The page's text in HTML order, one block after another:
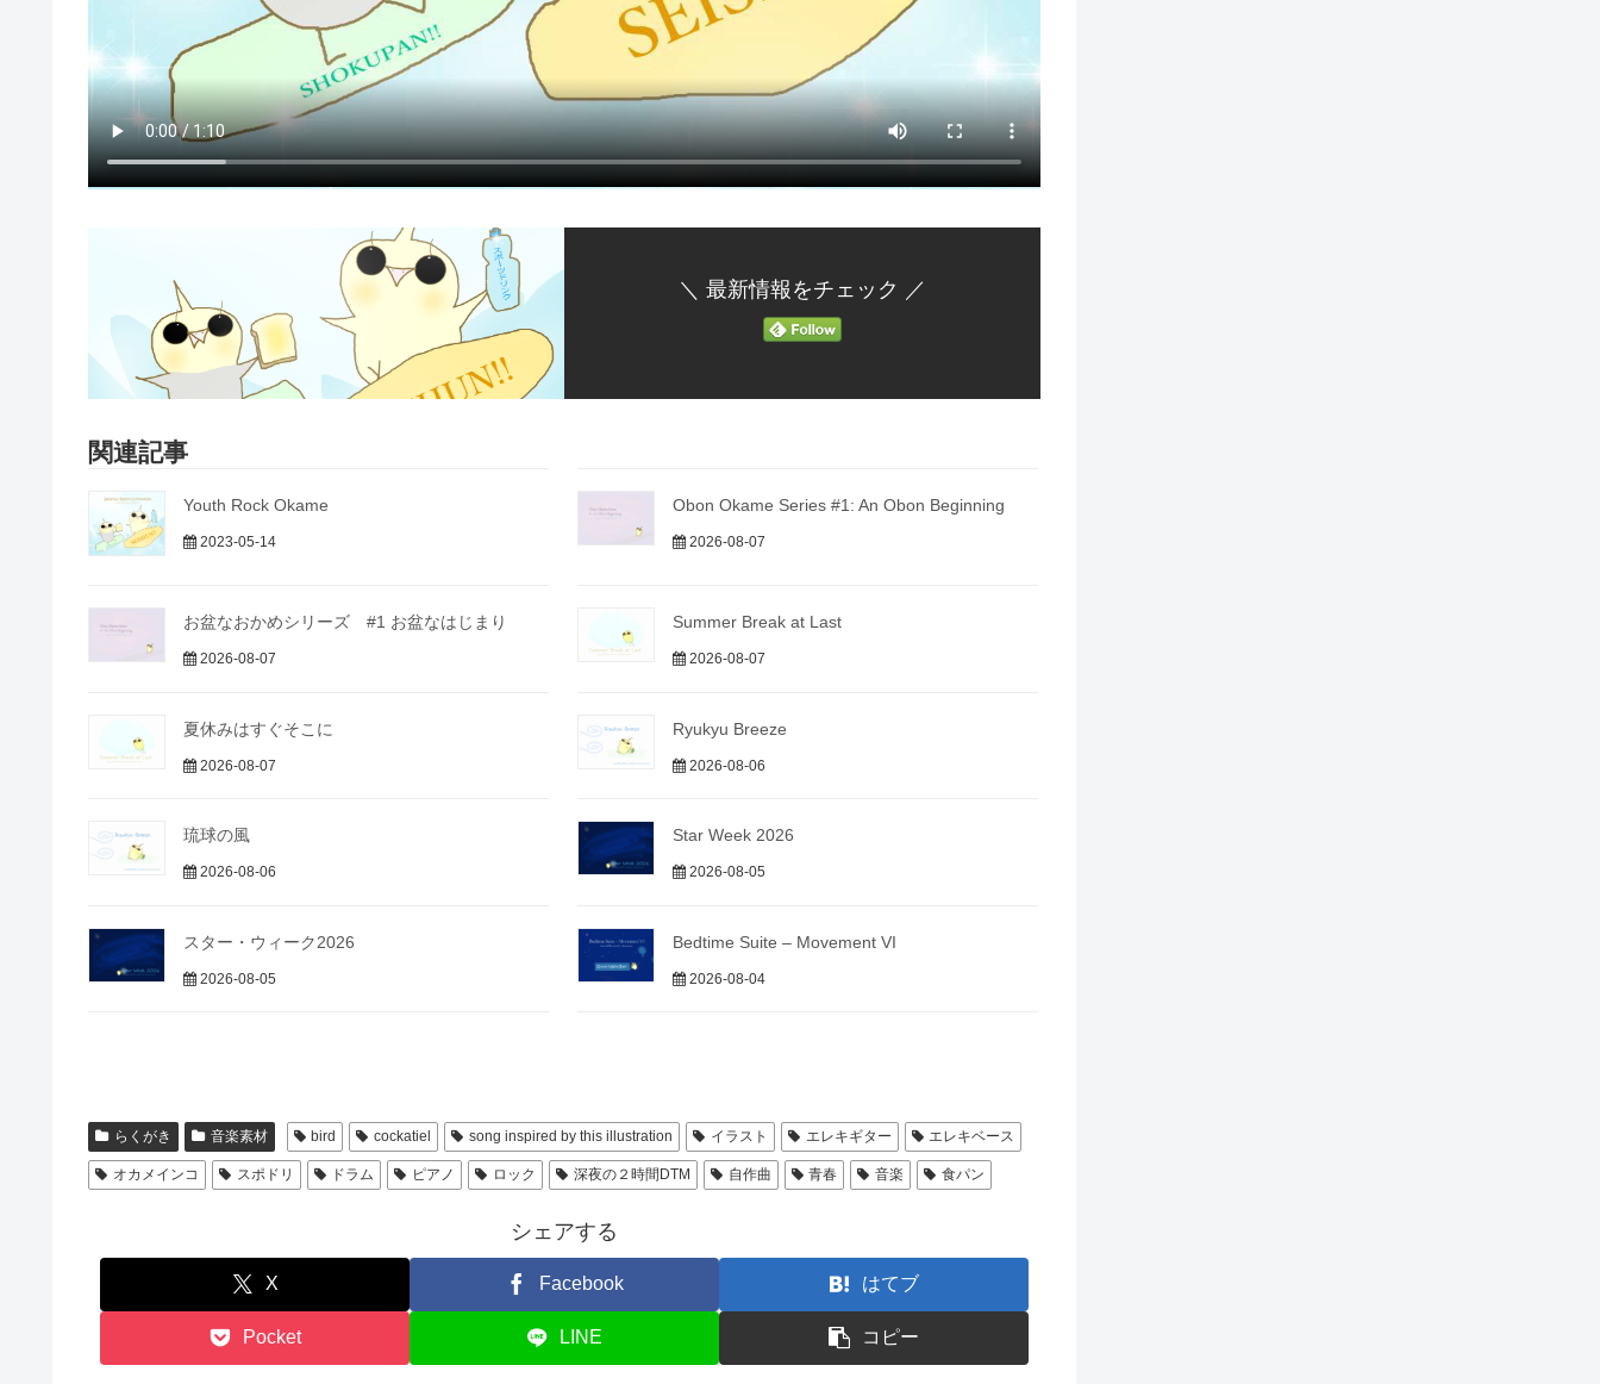
＼ 最新情報をチェック ／
関連記事
Youth Rock Okame
2023-05-14
Obon Okame Series #1: An Obon Beginning
2026-08-07
お盆なおかめシリーズ #1 お盆なはじまり
2026-08-07
Summer Break at Last
2026-08-07
夏休みはすぐそこに
2026-08-07
Ryukyu Breeze
2026-08-06
琉球の風
2026-08-06
Star Week 2026
2026-08-05
スター・ウィーク2026
2026-08-05
Bedtime Suite – Movement VI
2026-08-04
らくがき 音楽素材 bird cockatiel song inspired by this illustration イラスト エレキギター エレキベース
オカメインコ スポドリ ドラム ピアノ ロック 深夜の２時間DTM 自作曲 青春 音楽 食パン
シェアする
X Facebook はてブ
Pocket LINE コピー